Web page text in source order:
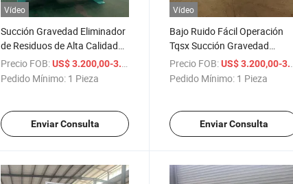
Vídeo
Succión Gravedad Eliminador
de Residuos de Alta Calidad
Bajo Consumo de Energía
Eliminando Residuos
Precio FOB:US$ 3.200,00-3.400,00
/ Pieza
Pedido Mínimo: 1 Pieza
Enviar Consulta
Vídeo
Bajo Ruido Fácil Operación
Tqsx Succión Gravedad
Separador en Venta
Precio FOB: US$ 3.200,00-3.400,00
Pedido Mínimo: 1 Pieza
Enviar Consulta